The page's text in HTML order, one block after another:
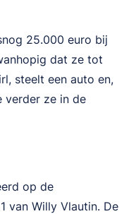
25.000 euro bij
dat ze tot
steelt een auto en,
verder ze in de
op de
van Willy Vlautin. De